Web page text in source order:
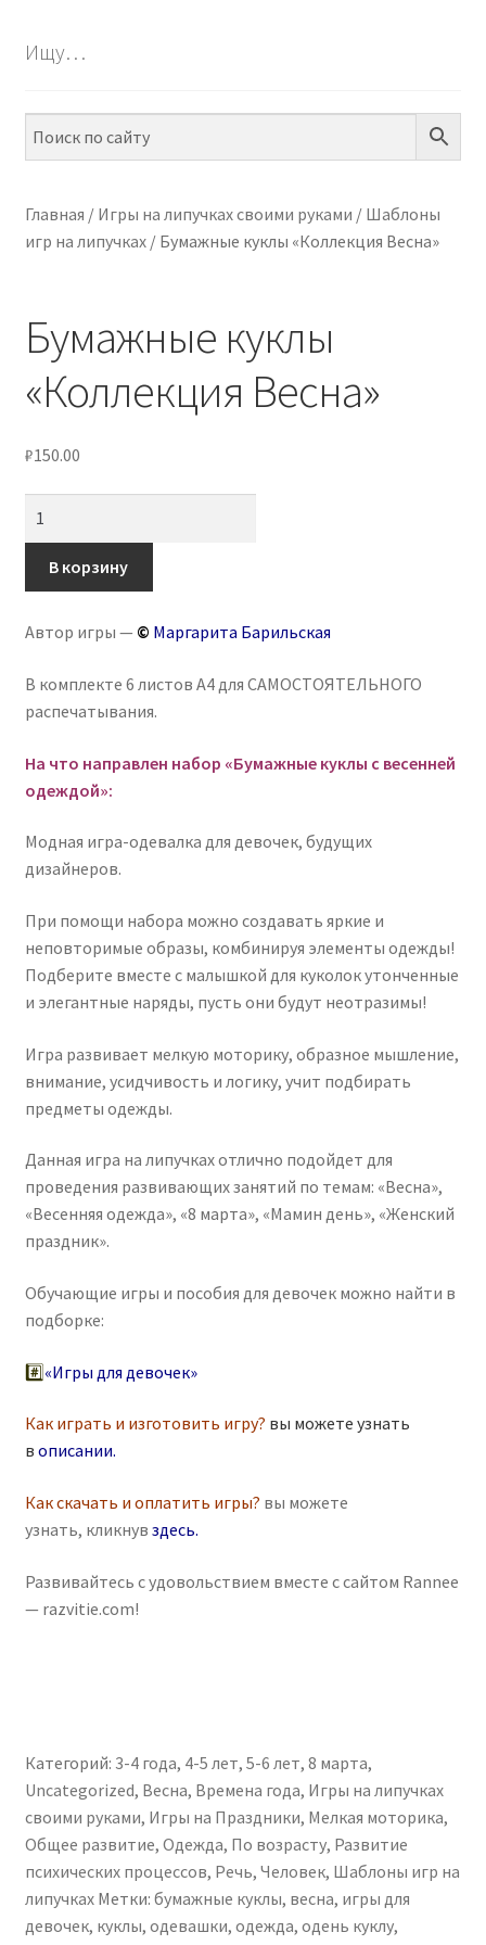
ПО НАВЫКАМ
МЕТОДИКИ
ИГРЫ НА ЛИПУЧКАХ
Ищу…
Главная / Игры на липучках своими руками / Шаблоны
игр на липучках/ Бумажные куклы «Коллекция Весна»
Бумажные куклы
«Коллекция Весна»
₽150.00
Бумажные
куклы
Весна»
В корзину
Автор игры — © Маргарита Барильская
В комплекте 6 листов А4 для САМОСТОЯТЕЛЬНОГО
распечатывания.
На что направлен набор «Бумажные куклы с весенней
одеждой»:
Модная игра-одевалка для девочек, будущих
дизайнеров.
При помощи набора можно создавать яркие и
неповторимые образы, комбинируя элементы одежды!
Подберите вместе с малышкой для куколок утонченные
и элегантные наряды, пусть они будут неотразимы!
Игра развивает мелкую моторику, образное мышление,
внимание, усидчивость и логику, учит подбирать
предметы одежды.
Данная игра на липучках отлично подойдет для
проведения развивающих занятий по темам: «Весна»,
«Весенняя одежда», «8 марта», «Мамин день», «Женский
праздник».
Обучающие игры и пособия для девочек можно найти в
подборке:
#️⃣«Игры для девочек»
Как играть и изготовить игру? вы можете узнать
в описании.
Как скачать и оплатить игры? вы можете
узнать, кликнув здесь.
Развивайтесь с удовольствием вместе с сайтом Rannee
— razvitie.com!
Категорий: 3-4 года, 4-5 лет, 5-6 лет, 8 марта,
Uncategorized, Весна, Времена года, Игры на липучках
своими руками, Игры на Праздники, Мелкая моторика,
Общее развитие, Одежда, По возрасту, Развитие
психических процессов, Речь, Человек, Шаблоны игр на
липучках Метки: бумажные куклы, весна, игры для
девочек, куклы, одевашки, одежда, одень куклу,